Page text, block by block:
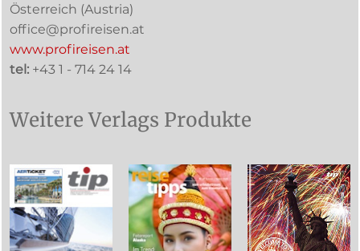
Österreich (Austria)
office@profireisen.at
www.profireisen.at
tel: +43 1 - 714 24 14
Weitere Verlags Produkte